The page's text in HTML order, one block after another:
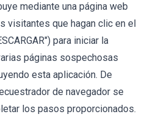
mediante una página web
visitantes que hagan clic en el
para iniciar la
páginas sospechosas
esta aplicación. De
de navegador se
los pasos proporcionados.